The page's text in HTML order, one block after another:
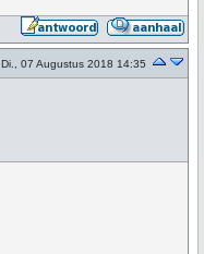
Di., 07 Augustus 2018 14:35